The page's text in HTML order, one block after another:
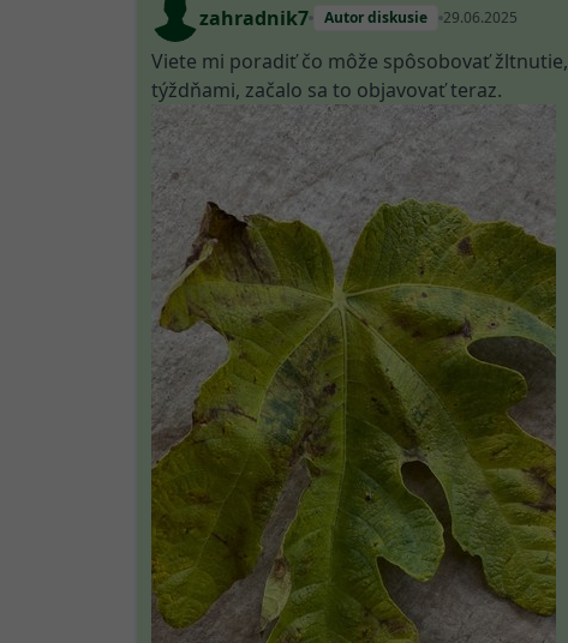
zahradnik7 Autor diskusie 29.06.2025
Viete mi poradiť čo môže spôsobovať
týždňami, začalo sa to objavovať teraz.